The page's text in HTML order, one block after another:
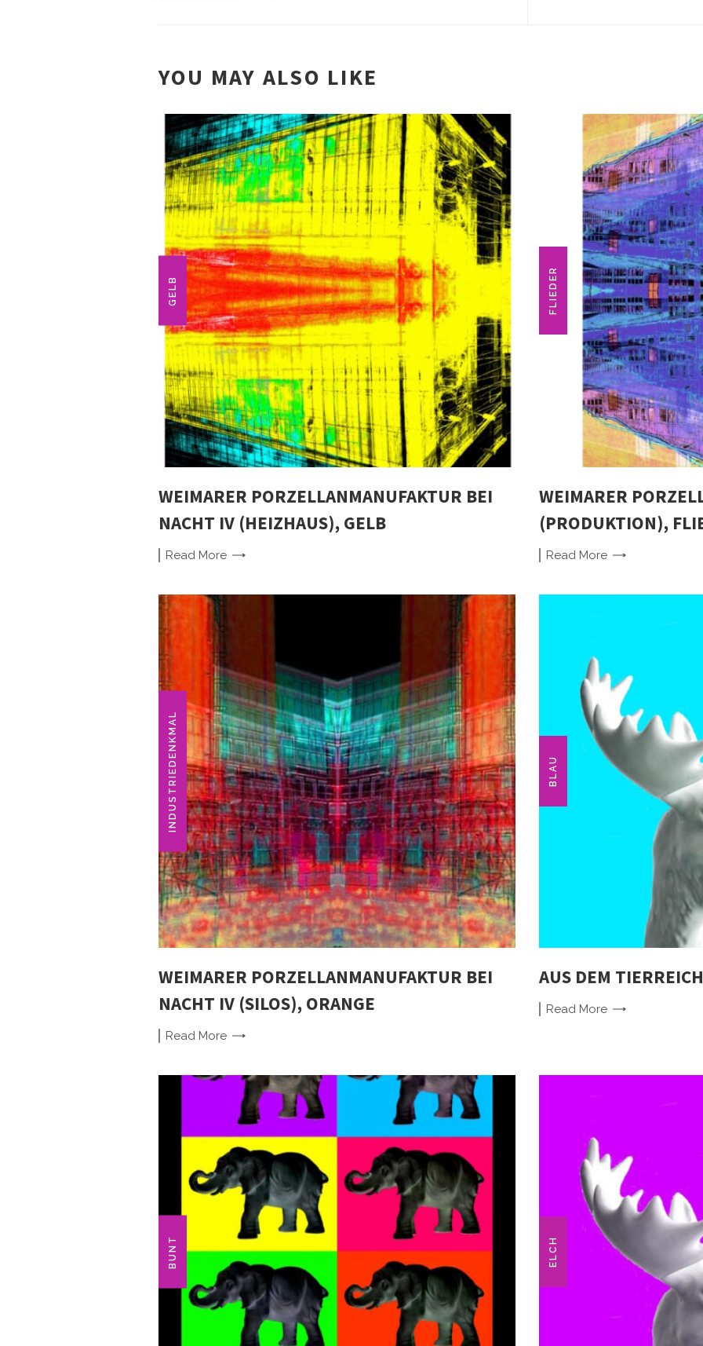
YOU MAY ALSO LIKE
GELB
WEIMARER PORZELLANMANUFAKTUR BEI
NACHT IV (HEIZHAUS), GELB
Read More
FLIEDER
WEIMARER
(PRODUKTION),
Read More
INDUSTRIEDENKMAL
WEIMARER PORZELLANMANUFAKTUR BEI
NACHT IV (SILOS), ORANGE
Read More
BLAU
AUS DEM
Read More
BUNT ELCH